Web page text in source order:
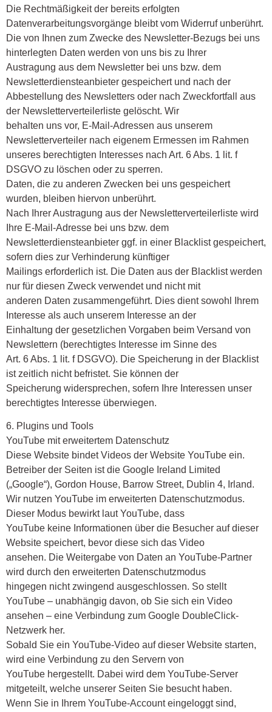
Die Rechtmäßigkeit der bereits erfolgten
Datenverarbeitungsvorgänge bleibt vom Widerruf unberührt.
Die von Ihnen zum Zwecke des Newsletter-Bezugs bei uns
hinterlegten Daten werden von uns bis zu Ihrer
Austragung aus dem Newsletter bei uns bzw. dem
Newsletterdiensteanbieter gespeichert und nach der
Abbestellung des Newsletters oder nach Zweckfortfall aus
der Newsletterverteilerliste gelöscht. Wir
behalten uns vor, E-Mail-Adressen aus unserem
Newsletterverteiler nach eigenem Ermessen im Rahmen
unseres berechtigten Interesses nach Art. 6 Abs. 1 lit. f
DSGVO zu löschen oder zu sperren.
Daten, die zu anderen Zwecken bei uns gespeichert
wurden, bleiben hiervon unberührt.
Nach Ihrer Austragung aus der Newsletterverteilerliste wird
Ihre E-Mail-Adresse bei uns bzw. dem
Newsletterdiensteanbieter ggf. in einer Blacklist gespeichert,
sofern dies zur Verhinderung künftiger
Mailings erforderlich ist. Die Daten aus der Blacklist werden
nur für diesen Zweck verwendet und nicht mit
anderen Daten zusammengeführt. Dies dient sowohl Ihrem
Interesse als auch unserem Interesse an der
Einhaltung der gesetzlichen Vorgaben beim Versand von
Newslettern (berechtigtes Interesse im Sinne des
Art. 6 Abs. 1 lit. f DSGVO). Die Speicherung in der Blacklist
ist zeitlich nicht befristet. Sie können der
Speicherung widersprechen, sofern Ihre Interessen unser
berechtigtes Interesse überwiegen.
6. Plugins und Tools
YouTube mit erweitertem Datenschutz
Diese Website bindet Videos der Website YouTube ein.
Betreiber der Seiten ist die Google Ireland Limited
(„Google“), Gordon House, Barrow Street, Dublin 4, Irland.
Wir nutzen YouTube im erweiterten Datenschutzmodus.
Dieser Modus bewirkt laut YouTube, dass
YouTube keine Informationen über die Besucher auf dieser
Website speichert, bevor diese sich das Video
ansehen. Die Weitergabe von Daten an YouTube-Partner
wird durch den erweiterten Datenschutzmodus
hingegen nicht zwingend ausgeschlossen. So stellt
YouTube – unabhängig davon, ob Sie sich ein Video
ansehen – eine Verbindung zum Google DoubleClick-
Netzwerk her.
Sobald Sie ein YouTube-Video auf dieser Website starten,
wird eine Verbindung zu den Servern von
YouTube hergestellt. Dabei wird dem YouTube-Server
mitgeteilt, welche unserer Seiten Sie besucht haben.
Wenn Sie in Ihrem YouTube-Account eingeloggt sind,